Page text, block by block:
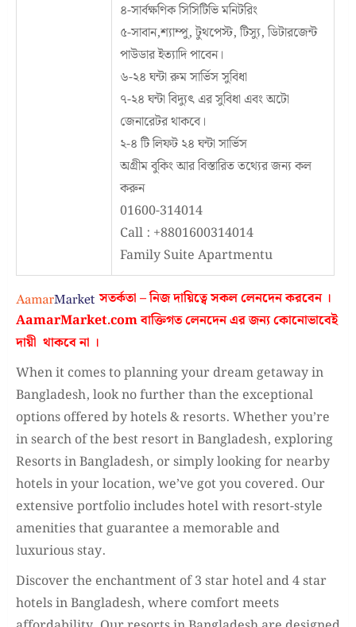
৪-সার্বক্ষণিক সিসিটিভি মনিটরিং
৫-সাবান,শ্যাম্পু, টুথপেস্ট, টিস্যু, ডিটারজেন্ট
পাউডার ইত্যাদি পাবেন।
৬-২৪ ঘন্টা রুম সার্ভিস সুবিধা
৭-২৪ ঘন্টা বিদ্যুৎ এর সুবিধা এবং অটো
জেনারেটর থাকবে।
২-৪ টি লিফট ২৪ ঘন্টা সার্ভিস
অগ্রীম বুকিং আর বিস্তারিত তথ্যের জন্য কল
করুন
01600-314014
Call : +8801600314014
Family Suite Apartmentu
সতর্কতা – নিজ দায়িত্বে সকল লেনদেন করবেন ।
AamarMarket.comবাক্তিগত লেনদেন এর জন্য কোনোভাবেই
দায়ী থাকবে না ।
When it comes to planning your dream getaway in
Bangladesh, look no further than the exceptional
options offered by hotels & resorts. Whether you’re
in search of the best resort in Bangladesh, exploring
Resorts in Bangladesh, or simply looking for nearby
hotels in your location, we’ve got you covered. Our
extensive portfolio includes hotel with resort-style
amenities that guarantee a memorable and
luxurious stay.
Discover the enchantment of 3 star hotel and 4 star
hotels in Bangladesh, where comfort meets